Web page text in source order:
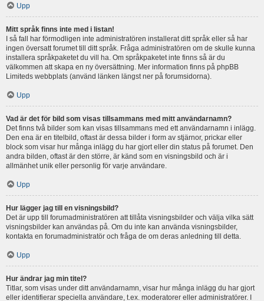
Upp
Mitt språk finns inte med i listan!
I så fall har förmodligen inte administratören installerat ditt språk eller så har
ingen översatt forumet till ditt språk. Fråga administratören om de skulle kunna
installera språkpaketet du vill ha. Om språkpaketet inte finns så är du
välkommen att skapa en ny översättning. Mer information finns på phpBB
Limiteds webbplats (använd länken längst ner på forumsidorna).
Upp
Vad är det för bild som visas tillsammans med mitt användarnamn?
Det finns två bilder som kan visas tillsammans med ett användarnamn i inlägg.
Den ena är en titelbild, oftast är dessa bilder i form av stjärnor, prickar eller
block som visar hur många inlägg du har gjort eller din status på forumet. Den
andra bilden, oftast är den större, är känd som en visningsbild och är i
allmänhet unik eller personlig för varje användare.
Upp
Hur lägger jag till en visningsbild?
Det är upp till forumadministratören att tillåta visningsbilder och välja vilka sätt
visningsbilder kan användas på. Om du inte kan använda visningsbilder,
kontakta en forumadministratör och fråga de om deras anledning till detta.
Upp
Hur ändrar jag min titel?
Titlar, som visas under ditt användarnamn, visar hur många inlägg du har gjort
eller identifierar speciella användare, t.ex. moderatorer eller administratörer. I